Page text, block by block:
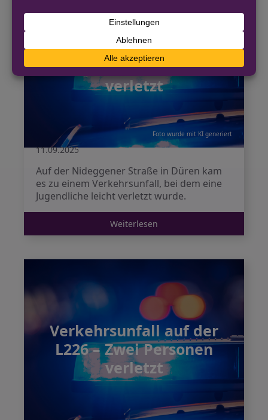
Verkehrsunfall auf der
Nideggener Straße –
Jugendliche leicht
verletzt
Foto wurde mit KI generiert
11.09.2025
Auf der Nideggener Straße in Düren kam
es zu einem Verkehrsunfall, bei dem eine
Jugendliche leicht verletzt wurde.
Weiterlesen
Verkehrsunfall auf der
L226 – Zwei Personen
verletzt